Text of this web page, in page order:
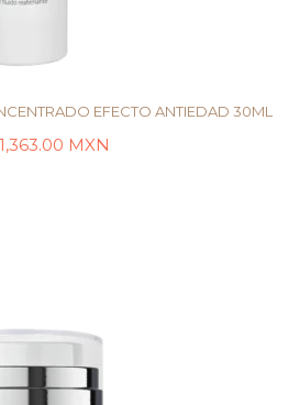
EFECTO ANTIEDAD 30ML
1,363.00 MXN